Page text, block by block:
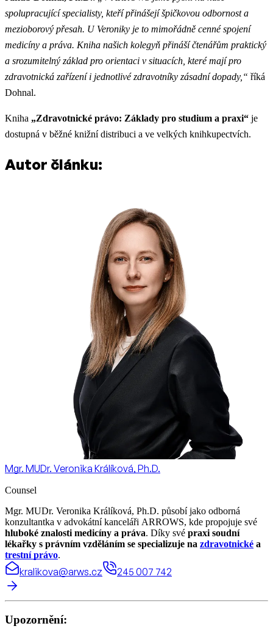
spolupracující specialisty, kteří přinášejí špičkovou odbornost a
mezioborový přesah. U Veroniky je to mimořádně cenné spojení
medicíny a práva. Kniha našich kolegyň přináší čtenářům praktický
a srozumitelný základ pro orientaci v situacích, které mají pro
zdravotnická zařízení i jednotlivé zdravotníky zásadní dopady,“ říká
Dohnal.
Kniha „Zdravotnické právo: Základy pro studium a praxi“ je
dostupná v běžné knižní distribuci a ve velkých knihkupectvích.
Autor článku:
Mgr. MUDr. Veronika Králíková, Ph.D.
Counsel
Mgr. MUDr. Veronika Králíková, Ph.D. působí jako odborná
konzultantka v advokátní kanceláři ARROWS, kde propojuje své
hluboké znalosti medicíny a práva. Díky své praxi soudní
lékařky s právním vzděláním se specializuje na zdravotnické a
trestní právo.
kralikova@arws.cz 245 007 742
Upozornění: